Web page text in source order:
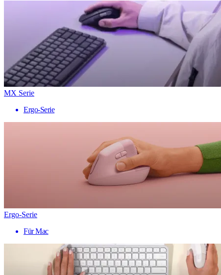
MX Serie
Ergo-Serie
Ergo-Serie
Für Mac